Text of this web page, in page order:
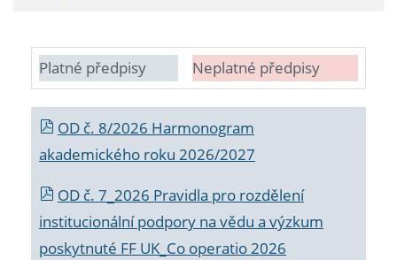
Platné předpisy Neplatné předpisy
OD č. 8/2026 Harmonogram
akademického roku 2026/2027
OD č. 7_2026 Pravidla pro rozdělení
institucionální podpory na vědu a výzkum
poskytnuté FF UK_Co operatio 2026